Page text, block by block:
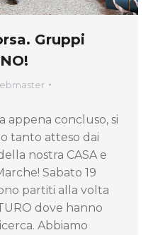
Gruppi
appena concluso, si
tanto atteso dai
nostra CASA e
Sabato 19
partiti alla volta
dove hanno
Abbiamo